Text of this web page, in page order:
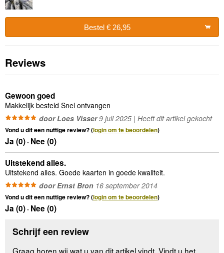
Bestel € 26,95
Reviews
Gewoon goed
Makkelijk besteld Snel ontvangen
door Loes Visser9 juli 2025 | Heeft dit artikel gekocht
Vond u dit een nuttige review? (login om te beoordelen)
Ja (0)- Nee (0)
Uitstekend alles.
Uitstekend alles. Goede kaarten in goede kwaliteit.
door Ernst Bron 16 september 2014
Vond u dit een nuttige review? (login om te beoordelen)
Ja (0)- Nee (0)
Schrijf een review
Graag horen wij wat u van dit artikel vindt. Vindt u het